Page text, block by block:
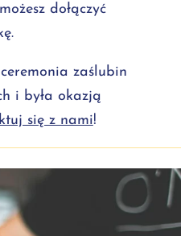
dołączyć
zaślubin
i była okazją
się z nami!